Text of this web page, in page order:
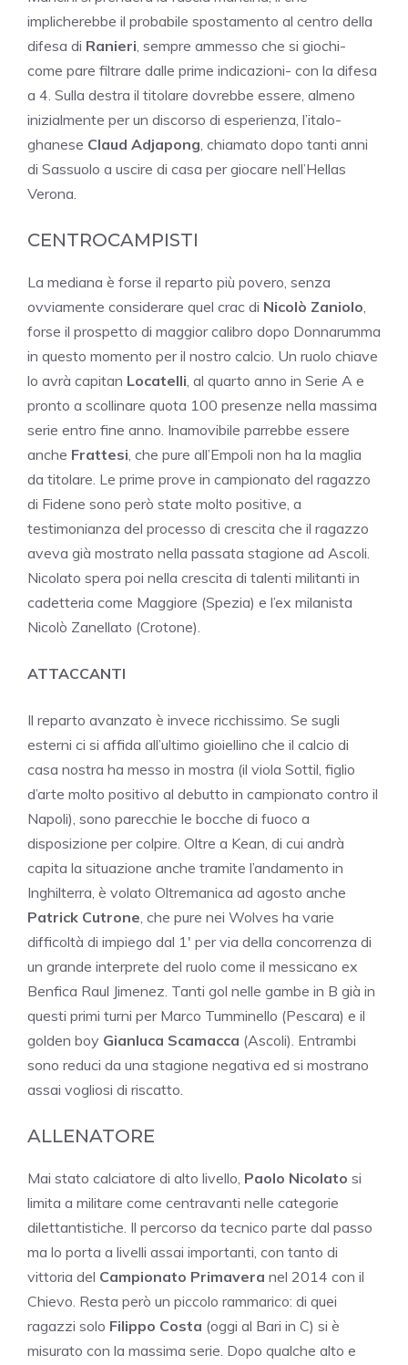
implicherebbe il probabile spostamento al centro della
difesa di Ranieri, sempre ammesso che si giochi-
come pare filtrare dalle prime indicazioni- con la difesa
a 4. Sulla destra il titolare dovrebbe essere, almeno
inizialmente per un discorso di esperienza, l’italo-
ghanese Claud Adjapong, chiamato dopo tanti anni
di Sassuolo a uscire di casa per giocare nell’Hellas
Verona.
CENTROCAMPISTI
La mediana è forse il reparto più povero, senza
ovviamente considerare quel crac di Nicolò Zaniolo,
forse il prospetto di maggior calibro dopo Donnarumma
in questo momento per il nostro calcio. Un ruolo chiave
lo avrà capitan Locatelli, al quarto anno in Serie A e
pronto a scollinare quota 100 presenze nella massima
serie entro fine anno. Inamovibile parrebbe essere
anche Frattesi, che pure all’Empoli non ha la maglia
da titolare. Le prime prove in campionato del ragazzo
di Fidene sono però state molto positive, a
testimonianza del processo di crescita che il ragazzo
aveva già mostrato nella passata stagione ad Ascoli.
Nicolato spera poi nella crescita di talenti militanti in
cadetteria come Maggiore (Spezia) e l’ex milanista
Nicolò Zanellato (Crotone).
ATTACCANTI
Il reparto avanzato è invece ricchissimo. Se sugli
esterni ci si affida all’ultimo gioiellino che il calcio di
casa nostra ha messo in mostra (il viola Sottil, figlio
d’arte molto positivo al debutto in campionato contro il
Napoli), sono parecchie le bocche di fuoco a
disposizione per colpire. Oltre a Kean, di cui andrà
capita la situazione anche tramite l’andamento in
Inghilterra, è volato Oltremanica ad agosto anche
Patrick Cutrone, che pure nei Wolves ha varie
difficoltà di impiego dal 1′ per via della concorrenza di
un grande interprete del ruolo come il messicano ex
Benfica Raul Jimenez. Tanti gol nelle gambe in B già in
questi primi turni per Marco Tumminello (Pescara) e il
golden boy Gianluca Scamacca (Ascoli). Entrambi
sono reduci da una stagione negativa ed si mostrano
assai vogliosi di riscatto.
ALLENATORE
Mai stato calciatore di alto livello, Paolo Nicolato si
limita a militare come centravanti nelle categorie
dilettantistiche. Il percorso da tecnico parte dal passo
ma lo porta a livelli assai importanti, con tanto di
vittoria del Campionato Primavera nel 2014 con il
Chievo. Resta però un piccolo rammarico: di quei
ragazzi solo Filippo Costa (oggi al Bari in C) si è
misurato con la massima serie. Dopo qualche alto e